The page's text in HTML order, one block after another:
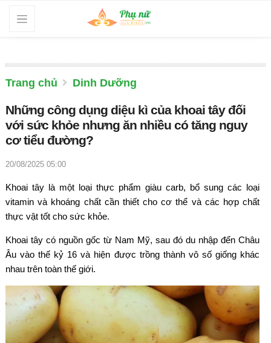
Trang chủ Dinh Dưỡng
Những công dụng diệu kì của khoai tây đối
với sức khỏe nhưng ăn nhiều có tăng nguy
cơ tiểu đường?
20/08/2025 05:00
Khoai tây là một loại thực phẩm giàu carb, bổ sung các loại
vitamin và khoáng chất cần thiết cho cơ thể và các hợp chất
thực vật tốt cho sức khỏe.
Khoai tây có nguồn gốc từ Nam Mỹ, sau đó du nhập đến Châu
Âu vào thế kỷ 16 và hiện được trồng thành vô số giống khác
nhau trên toàn thế giới.